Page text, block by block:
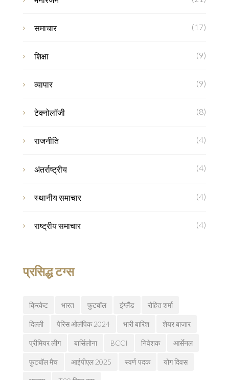
समाचार (17)
शिक्षा (9)
व्यापार (9)
टेक्नोलॉजी (8)
राजनीति (4)
अंतर्राष्ट्रीय (4)
स्थानीय समाचार (4)
राष्ट्रीय समाचार (4)
प्रसिद्ध टग्स
क्रिकेट भारत फुटबॉल इंग्लैंड रोहित शर्मा
दिल्ली पेरिस ओलंपिक 2024 भारी बारिश शेयर बाजार
प्रीमियर लीग बार्सिलोना BCCI निवेशक आर्सेनल
फुटबॉल मैच आईपीएल 2025 स्वर्ण पदक योग दिवस